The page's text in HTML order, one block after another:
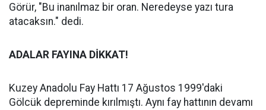
Görür, "Bu inanılmaz bir oran. Neredeyse yazı tura
atacaksın." dedi.
ADALAR FAYINA DİKKAT!
Kuzey Anadolu Fay Hattı 17 Ağustos 1999'daki
Gölcük depreminde kırılmıştı. Aynı fay hattının devamı